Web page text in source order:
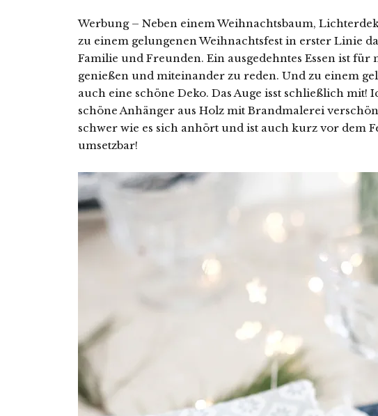
Werbung – Neben einem Weihnachtsbaum,
zu einem gelungenen Weihnachtsfest in erster Linie
Familie und Freunden. Ein ausgedehntes Essen ist für
genießen und miteinander zu reden. Und zu einem
auch eine schöne Deko. Das Auge isst schließlich mit!
schöne Anhänger aus Holz mit Brandmalerei
schwer wie es sich anhört und ist auch kurz vor dem
umsetzbar!